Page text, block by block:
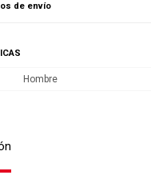
de envío
Hombre